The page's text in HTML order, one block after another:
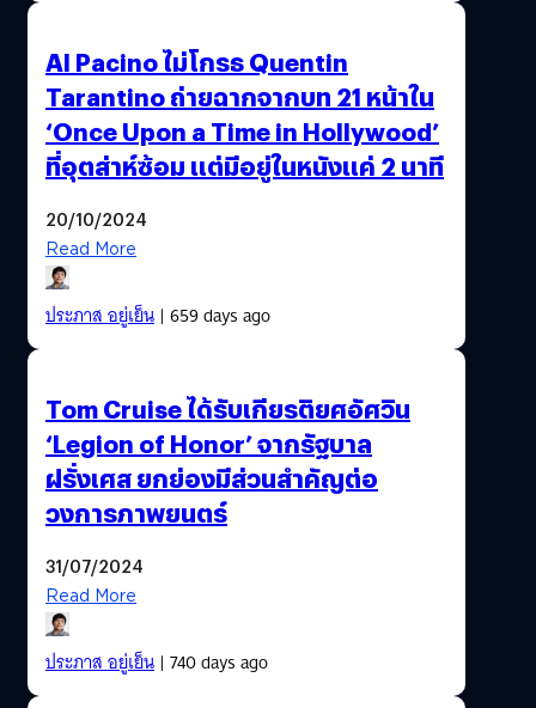
Al Pacino ไม่โกรธ Quentin
Tarantino ถ่ายฉากจากบท 21 หน้าใน
‘Once Upon a Time in Hollywood’
ที่อุตส่าห์ซ้อม แต่มีอยู่ในหนังแค่ 2 นาที
20/10/2024
Read More
ประภาส อยู่เย็น| 659 days ago
Tom Cruise ได้รับเกียรติยศอัศวิน
‘Legion of Honor’ จากรัฐบาล
ฝรั่งเศส ยกย่องมีส่วนสำคัญต่อ
วงการภาพยนตร์
31/07/2024
Read More
ประภาส อยู่เย็น| 740 days ago